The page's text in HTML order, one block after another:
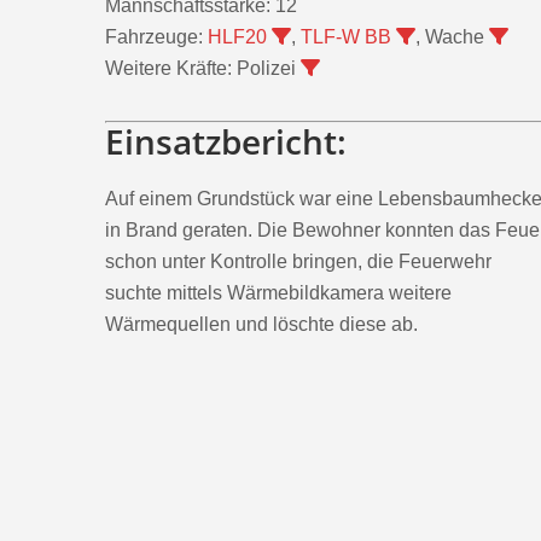
Mannschaftsstärke: 12
Fahrzeuge: HLF20 , TLF-W BB
, Wache
Weitere Kräfte: Polizei
Einsatzbericht:
Auf einem Grundstück war eine Lebensbaumhecke
in Brand geraten. Die Bewohner konnten das
schon unter Kontrolle bringen, die Feuerwehr
suchte mittels Wärmebildkamera weitere
Wärmequellen und löschte diese ab.